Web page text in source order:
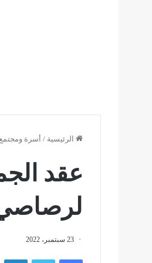
الرئيسية / أسرة
عقد
23 سبتمبر، 2022
فيسبوك تويتر